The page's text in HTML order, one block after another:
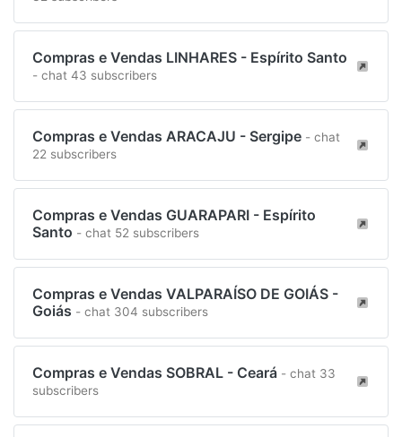
Compras e Vendas LINHARES - Espírito Santo
- chat 43 subscribers
Compras e Vendas ARACAJU - Sergipe - chat
22 subscribers
Compras e Vendas GUARAPARI - Espírito
Santo - chat 52 subscribers
Compras e Vendas VALPARAÍSO DE GOIÁS -
Goiás - chat 304 subscribers
Compras e Vendas SOBRAL - Ceará - chat 33
subscribers